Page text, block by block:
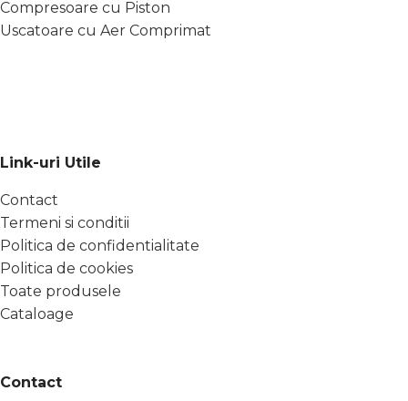
Compresoare cu Piston
Uscatoare cu Aer Comprimat
Link-uri Utile
Contact
Termeni si conditii
Politica de confidentialitate
Politica de cookies
Toate produsele
Cataloage
Contact